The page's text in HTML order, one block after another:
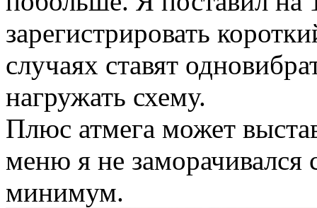
зарегистрировать
случаях ставят
нагружать схему.
Плюс атмега может
меню я не
минимум.